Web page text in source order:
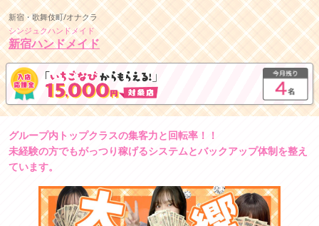
新宿・歌舞伎町/オナクラ
シンジュクハンドメイド
新宿ハンドメイド
グループ内トップクラスの集客力と回転率！！
未経験の方でもがっつり稼げるシステムとバックアップ体制を整え
ています。